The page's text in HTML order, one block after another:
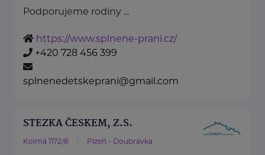
Podporujeme rodiny ...
https://www.splnene-prani.cz/
+420 728 456 399
splnenedetskeprani@gmail.com
STEZKA ČESKEM, Z.S.
Kolmá 1172/8 Plzeň - Doubravka